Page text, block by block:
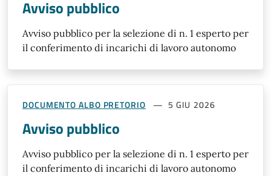
Avviso pubblico
Avviso pubblico per la selezione di n. 1 esperto per
il conferimento di incarichi di lavoro autonomo
DOCUMENTO ALBO PRETORIO 5 GIU 2026
Avviso pubblico
Avviso pubblico per la selezione di n. 1 esperto per
il conferimento di incarichi di lavoro autonomo